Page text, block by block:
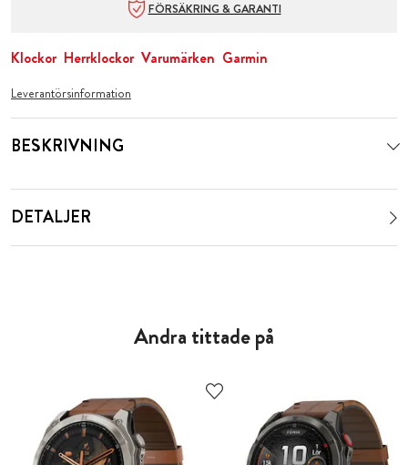
FÖRSÄKRING & GARANTI
Klockor Herrklockor Varumärken Garmin
Leverantörsinformation
BESKRIVNING
DETALJER
Andra tittade på